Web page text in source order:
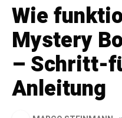
Wie
Mystery
– Schritt-
Anleitung